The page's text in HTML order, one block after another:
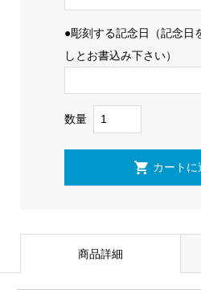
●彫刻する記念日（記念日
しとお書込み下さい）
数量
商品詳細